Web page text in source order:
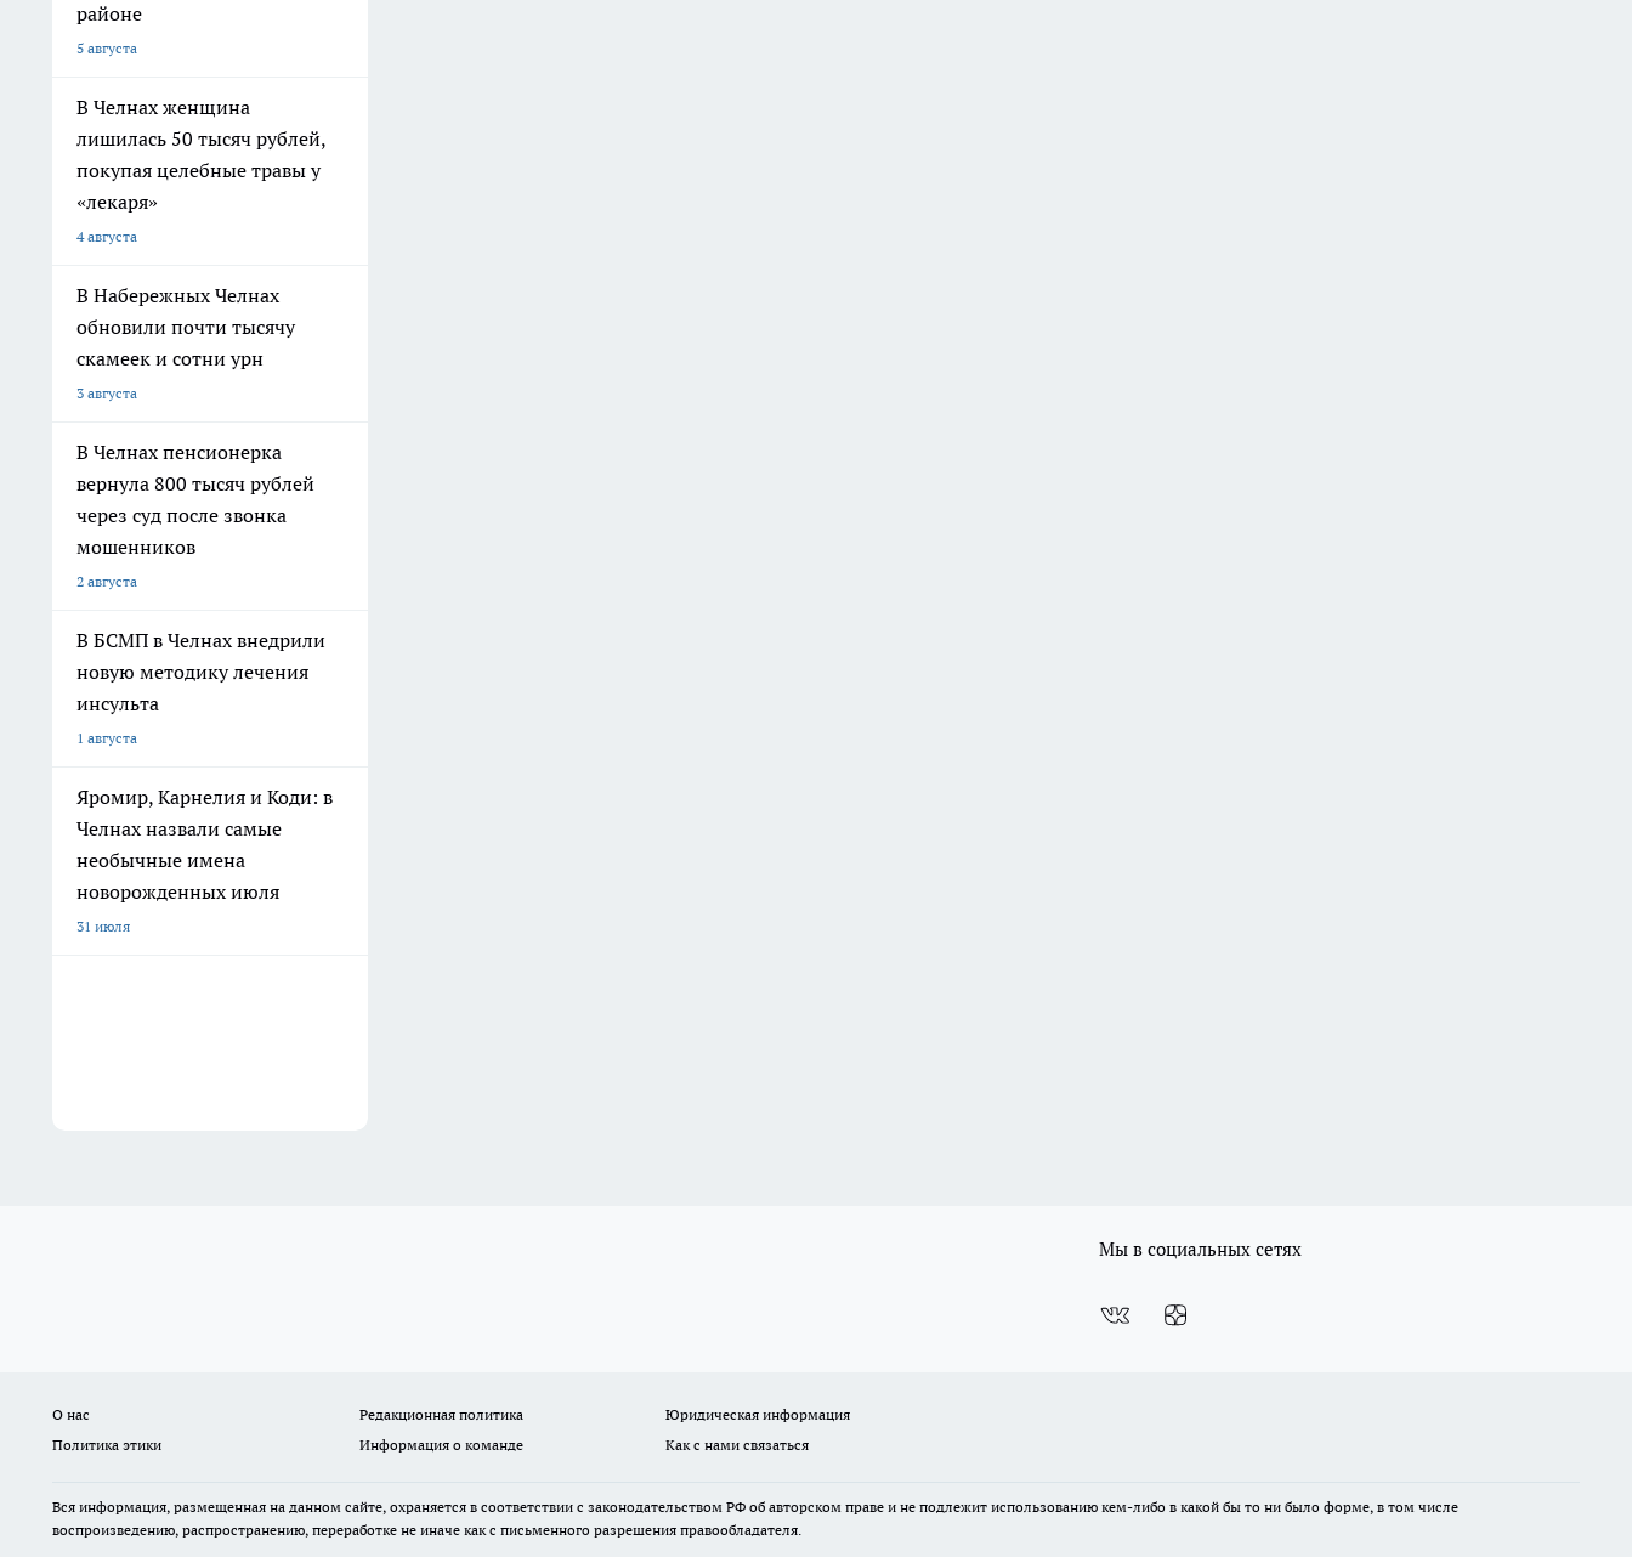
районе
5 августа
В Челнах женщина
лишилась 50 тысяч рублей,
покупая целебные травы у
«лекаря»
4 августа
В Набережных Челнах
обновили почти тысячу
скамеек и сотни урн
3 августа
В Челнах пенсионерка
вернула 800 тысяч рублей
через суд после звонка
мошенников
2 августа
В БСМП в Челнах внедрили
новую методику лечения
инсульта
1 августа
Яромир, Карнелия и Коди: в
Челнах назвали самые
необычные имена
новорожденных июля
31 июля
Мы в социальных сетях
О нас Редакционная политика
Юридическая информация
Политика этики
Информация о команде Как с нами связаться
Вся информация, размещенная на данном сайте, охраняется в соответствии с законодательством РФ об авторском праве и не подлежит использованию кем-либо в какой бы то ни было форме, в том числе
воспроизведению, распространению, переработке не иначе как с письменного разрешения правообладателя.